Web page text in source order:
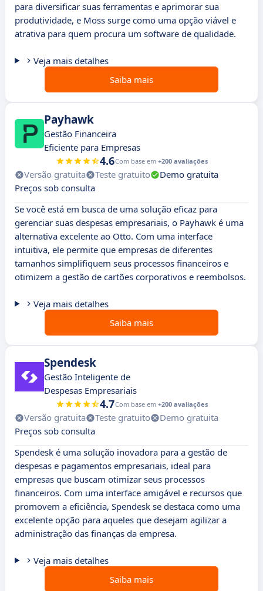
para diversificar suas ferramentas e aprimorar sua
produtividade, e Moss surge como uma opção viável e
atrativa para quem procura um software de qualidade.
Veja mais detalhes
Saiba mais
Payhawk
Gestão Financeira
Eficiente para Empresas
4.6Com base em +200 avaliações
Versão gratuita Teste gratuito
Demo gratuita
Preços sob consulta
Se você está em busca de uma solução eficaz para
gerenciar suas despesas empresariais, o Payhawk é uma
alternativa excelente ao Otto. Com uma interface
intuitiva, ele permite que empresas de diferentes
tamanhos simplifiquem seus processos financeiros e
otimizem a gestão de cartões corporativos e reembolsos.
Veja mais detalhes
Saiba mais
Spendesk
Gestão Inteligente de
Despesas Empresariais
4.7Com base em +200 avaliações
Versão gratuita Teste gratuito
Demo gratuita
Preços sob consulta
Spendesk é uma solução inovadora para a gestão de
despesas e pagamentos empresariais, ideal para
empresas que buscam otimizar seus processos
financeiros. Com uma interface amigável e recursos que
promovem a eficiência, Spendesk se destaca como uma
excelente opção para aqueles que desejam agilizar a
administração das finanças da empresa.
Veja mais detalhes
Saiba mais